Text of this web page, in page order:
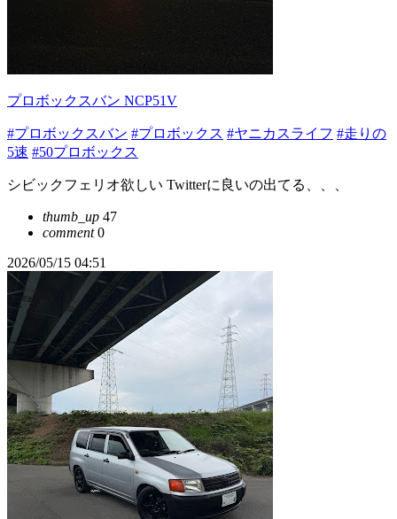
プロボックスバン NCP51V
#プロボックスバン #プロボックス #ヤニカスライフ #走りの
5速 #50プロボックス
シビックフェリオ欲しい Twitterに良いの出てる、、、
thumb_up 47
comment0
2026/05/15 04:51